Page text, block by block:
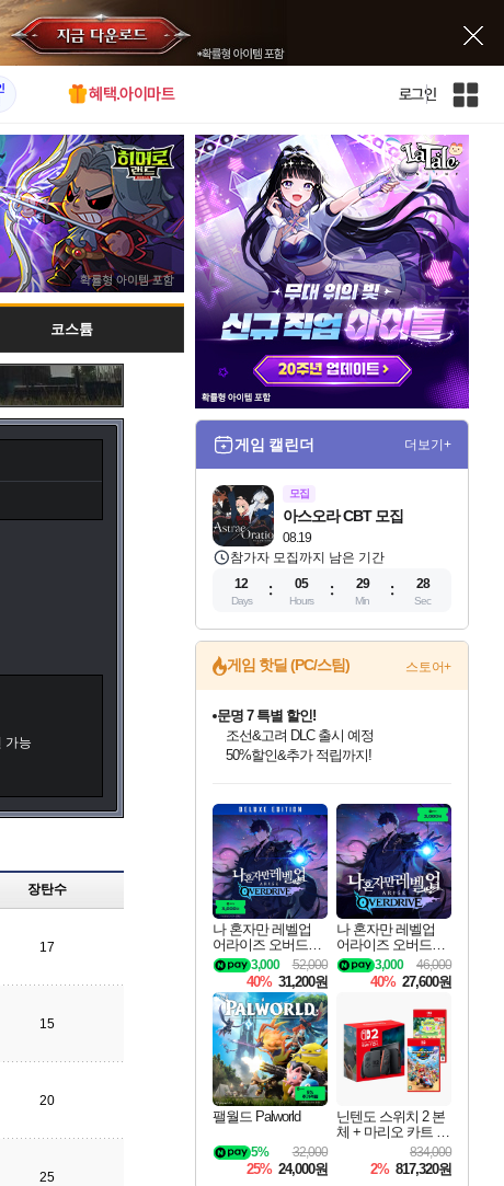
혜택.아이마트 로그인
인
체
사
트
맵
코스튬
가능
장탄수
17
15
20
25
게임 캘린더 더보기+
모집
08.19
아스오라 CBT 모집
참가자 모집까지 남은 기간
12
Days
05
Hours
29
Min
27
Sec
게임 핫딜 (PC/스팀) 스토어+
최대 90% 할인가를 만나보세요!
네이버혜택과 함께 만나보세요!
문명 7 특별 할인!
조선&고려 DLC 출시 예정
50%할인&추가 적립까지!
이니&베니 혜택까지!
네이버 혜택가와 함께 예약하세요!
할인&네이버혜택으로 만나보세요!
네이버페이 혜택과 만나보세요!
40주년 프로모션으로 만나보세요!
네이버 포인트 혜택까지!
할인가에 만나보세요!
일부 에디션 상시 할인!
혜택으로 예약 판매 중
편안하게 충전하세요
나 혼자만 레벨업
어라이즈 오버드라
이브 디럭스 에디션
Solo Leveling Arise
Overdrive Deluxe Edi
tion
52,000
3,000
40% 31,200원
나 혼자만 레벨업
어라이즈 오버드라
이브 Solo Leveling A
rise
46,000
3,000
40% 27,600원
팰월드 Palworld
32,000
5%
25% 24,000원
닌텐도 스위치 2 본
체 + 마리오 카트 월
드 + 포켓몬 포코피
아 번들
834,000
2% 817,320원